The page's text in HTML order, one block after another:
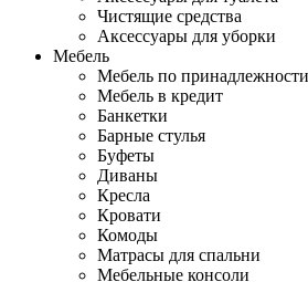
Чистящие средства
Аксессуары для уборки
Мебель
Мебель по
Мебель в кредит
Банкетки
Барные стулья
Буфеты
Диваны
Кресла
Кровати
Комоды
Матрасы для спальни
Мебельные консоли